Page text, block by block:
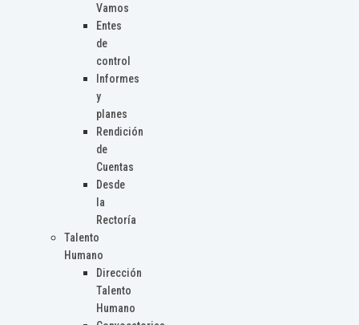
Vamos
Entes
de
control
Informes
y
planes
Rendición
de
Cuentas
Desde
la
Rectoría
Talento
Humano
Dirección
Talento
Humano